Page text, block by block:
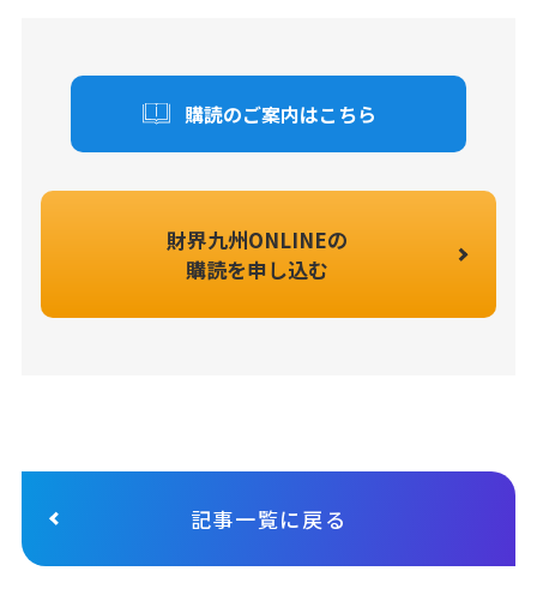
購読のご案内はこちら
財界九州ONLINEの
購読を申し込む
記事一覧に戻る